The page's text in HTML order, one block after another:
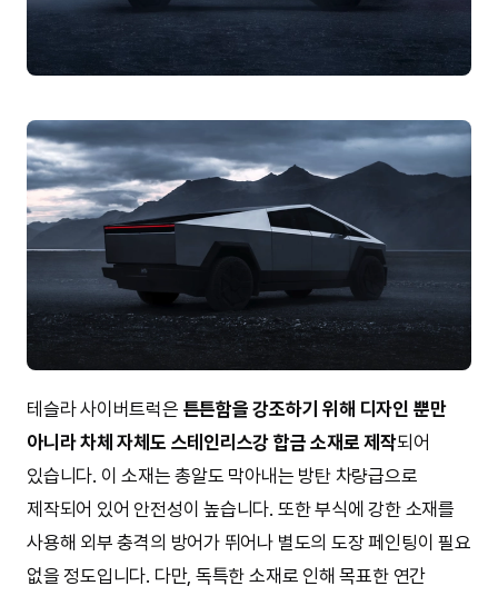
테슬라 사이버트럭은 튼튼함을 강조하기 위해 디자인 뿐만
아니라 차체 자체도 스테인리스강 합금 소재로 제작되어
있습니다. 이 소재는 총알도 막아내는 방탄 차량급으로
제작되어 있어 안전성이 높습니다. 또한 부식에 강한 소재를
사용해 외부 충격의 방어가 뛰어나 별도의 도장 페인팅이 필요
없을 정도입니다. 다만, 독특한 소재로 인해 목표한 연간